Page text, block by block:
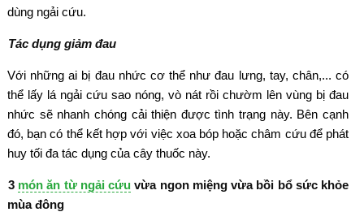
dùng ngải cứu.
Tác dụng giảm đau
Với những ai bị đau nhức cơ thể như đau lưng, tay, chân,... có
thể lấy lá ngải cứu sao nóng, vò nát rồi chườm lên vùng bị đau
nhức sẽ nhanh chóng cải thiện được tình trạng này. Bên cạnh
đó, bạn có thể kết hợp với việc xoa bóp hoặc châm cứu để phát
huy tối đa tác dụng của cây thuốc này.
3 món ăn từ ngải cứu vừa ngon miệng vừa bồi bổ sức khỏe
mùa đông